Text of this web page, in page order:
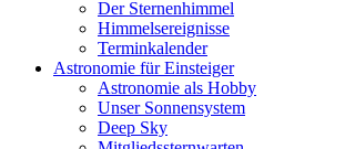
Der Sternenhimmel
Himmelsereignisse
Terminkalender
Astronomie für Einsteiger
Astronomie als Hobby
Unser Sonnensystem
Deep Sky